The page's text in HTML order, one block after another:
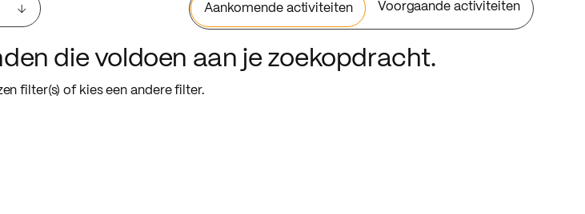
Aankomende activiteiten Voorgaande activiteiten
die voldoen aan je zoekopdracht.
filter(s) of kies een andere filter.